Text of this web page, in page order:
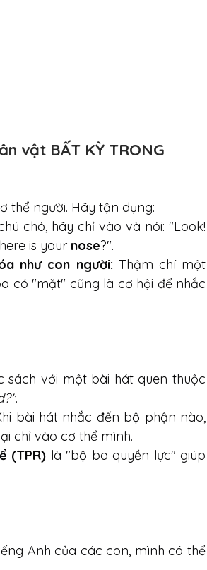
vật BẤT KỲ TRONG
thể người. Hãy tận dụng:
chó, hãy chỉ vào và nói: "Look!
is your nose?".
như con người: Thậm chí một
có "mặt" cũng là cơ hội để nhắc
sách với một bài hát quen thuộc
.
bài hát nhắc đến bộ phận nào,
chỉ vào cơ thể mình.
(TPR) là "bộ ba quyền lực" giúp
Anh của các con, mình có thể